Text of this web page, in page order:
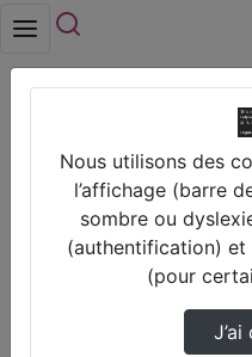
Filtres
Types
Autre
Conférence
Nous utilisons des
l’affichage (barre
sombre ou
(authentification)
(pour